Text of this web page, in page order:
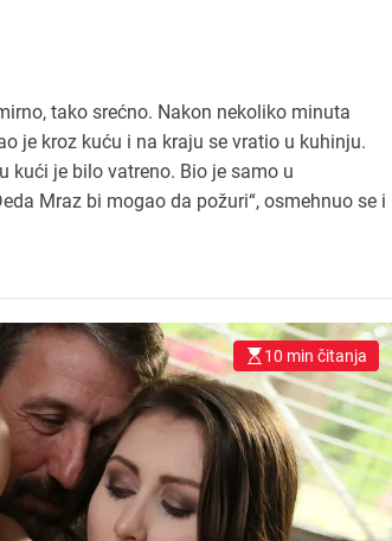
tako srećno. Nakon nekoliko minuta
je kroz kuću i na kraju se vratio u kuhinju.
kući je bilo vatreno. Bio je samo u
Mraz bi mogao da požuri“, osmehnuo se i
10 min čitanja